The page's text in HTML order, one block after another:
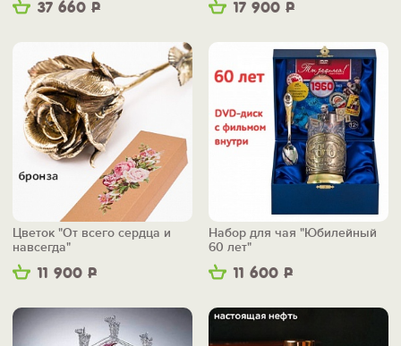
37 660 Р 17 900 Р
11 900 Р
Цветок "От всего сердца и
навсегда"
11 600 Р
Набор для чая "Юбилейный
60 лет"